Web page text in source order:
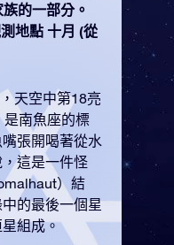
的一部分。
地點 十月 (從
天空中第18亮
是南魚座的標
張開喝著從水
這是一件怪
）結
的最後一個星
組成。